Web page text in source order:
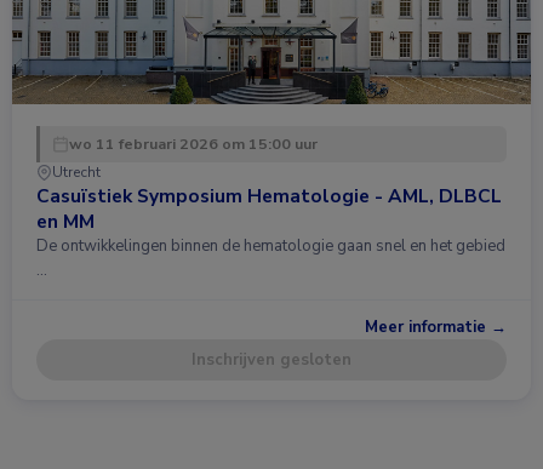
wo 11 februari 2026 om 15:00 uur
Utrecht
Casuïstiek Symposium Hematologie - AML, DLBCL
en MM
De ontwikkelingen binnen de hematologie gaan snel en het gebied
…
Meer informatie →
Inschrijven gesloten